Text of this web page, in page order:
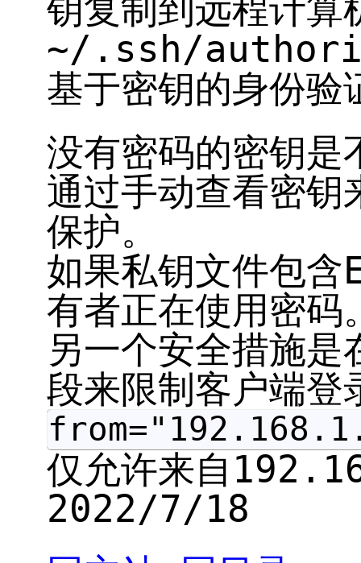
钥复制到远程计算
~/.ssh/
基于密钥的身份验
没有密码的密钥是
通过手动查看密钥
保护。
如果私钥文件包含
有者正在使用密码
另一个安全措施
段来限制客户端
仅允许来自
2022/7/18